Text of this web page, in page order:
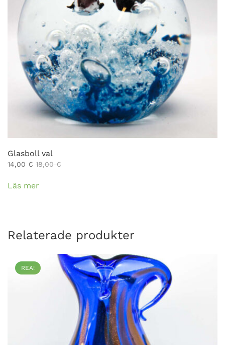
Glasboll val
14,00 € 18,00€
Läs mer
Relaterade produkter
REA!